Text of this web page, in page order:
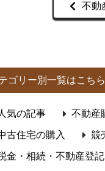
不動
ゴリー別一覧はこちら
気の記事 不動産
古住宅の購入 競
金・相続・不動産登記